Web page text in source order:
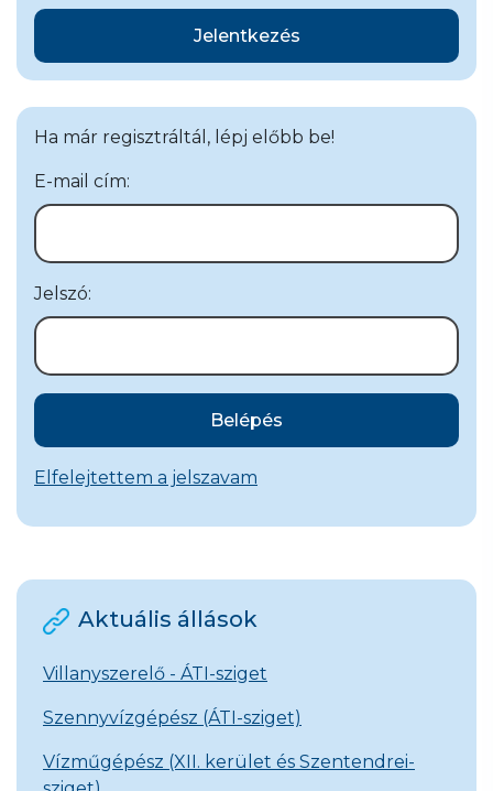
Jelentkezés
Ha már regisztráltál, lépj előbb be!
E-mail cím:
Jelszó:
Belépés
Elfelejtettem a jelszavam
Aktuális állások
Villanyszerelő - ÁTI-sziget
Szennyvízgépész (ÁTI-sziget)
Vízműgépész (XII. kerület és Szentendrei-